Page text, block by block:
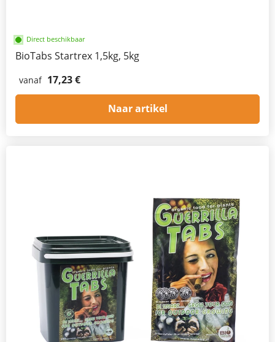
Direct beschikbaar
BioTabs Startrex 1,5kg, 5kg
vanaf 17,23 €
Naar artikel